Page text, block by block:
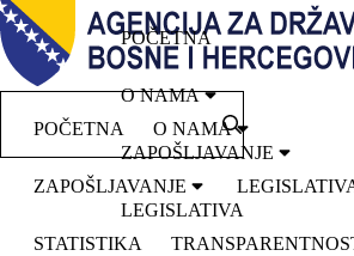
POČETNA O NAMA
ZAPOŠLJAVANJE
STATISTIKA
POČETNA
O NAMA
ZAPOŠLJAVANJE
LEGISLATIVA